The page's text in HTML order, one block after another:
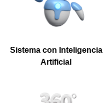
Sistema con Inteligencia
Artificial